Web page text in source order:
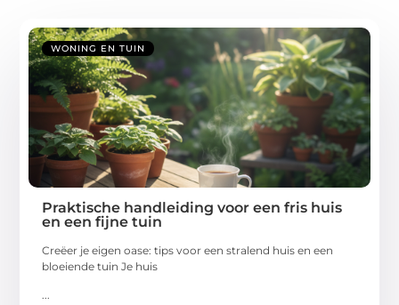
WONING EN TUIN
Praktische handleiding voor een fris huis
en een fijne tuin
Creëer je eigen oase: tips voor een stralend huis en een
bloeiende tuin Je huis
...